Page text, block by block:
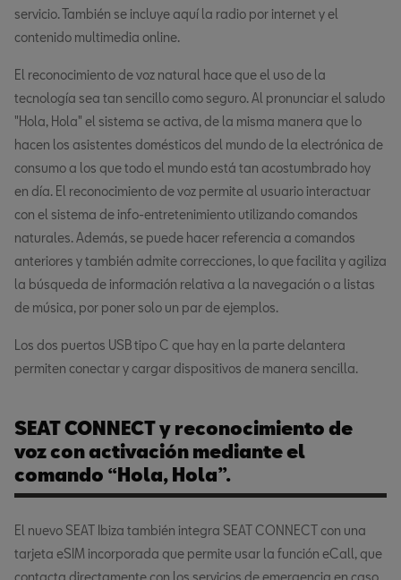
servicio. También se incluye aquí la radio por internet y el
contenido multimedia online.
El reconocimiento de voz natural hace que el uso de la
tecnología sea tan sencillo como seguro. Al pronunciar el saludo
"Hola, Hola" el sistema se activa, de la misma manera que lo
hacen los asistentes domésticos del mundo de la electrónica de
consumo a los que todo el mundo está tan acostumbrado hoy
en día. El reconocimiento de voz permite al usuario interactuar
con el sistema de info-entretenimiento utilizando comandos
naturales. Además, se puede hacer referencia a comandos
anteriores y también admite correcciones, lo que facilita y agiliza
la búsqueda de información relativa a la navegación o a listas
de música, por poner solo un par de ejemplos.
Los dos puertos USB tipo C que hay en la parte delantera
permiten conectar y cargar dispositivos de manera sencilla.
SEAT CONNECT y reconocimiento de
voz con activación mediante el
comando “Hola, Hola”.
El nuevo SEAT Ibiza también integra SEAT CONNECT con una
tarjeta eSIM incorporada que permite usar la función eCall, que